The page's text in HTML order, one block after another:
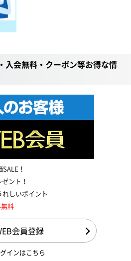
入会無料・クーポン等お得な情
！
ント！
しいポイント
料
会員登録
インはこちら